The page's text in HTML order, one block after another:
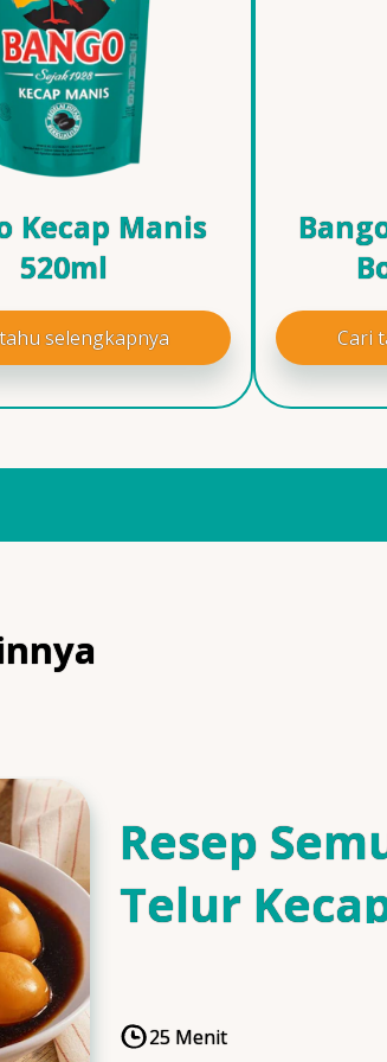
Kecap Manis
520ml
selengkapnya Cari
Resep
Telur
CookingTime
25 Menit